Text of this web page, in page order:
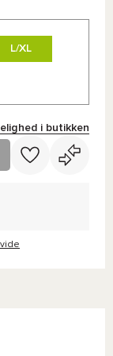
L/XL
i butikken